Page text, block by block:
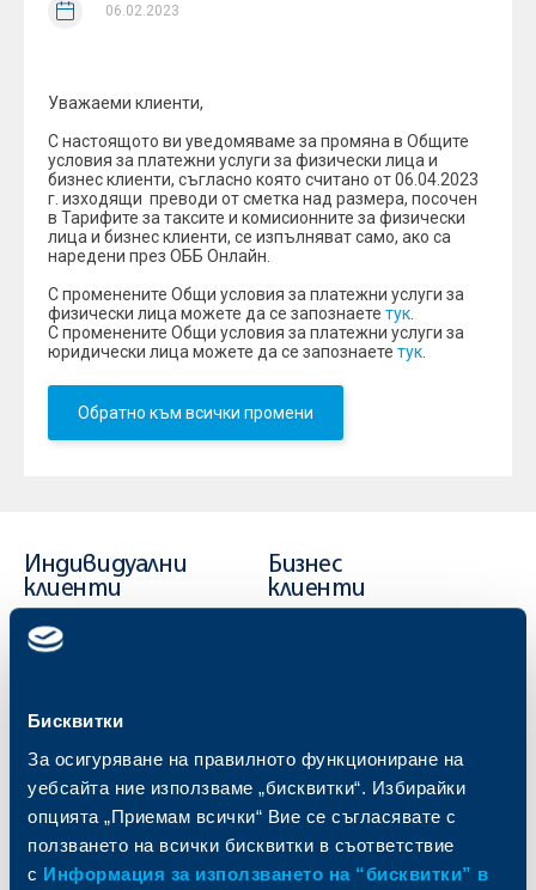
Бисквитки
За осигуряване на правилното функциониране на
уебсайта ние използваме „бисквитки“. Избирайки
опцията „Приемам всички“ Вие се съгласявате с
ползването на всички бисквитки в съответствие
с Информация за използването на “бисквитки” в
06.02.2023
Уважаеми клиенти,
С настоящото ви уведомяваме за промяна в Общите
условия за платежни услуги за физически лица и
бизнес клиенти, съгласно която считано от 06.04.2023
г. изходящи преводи от сметка над размера, посочен
в Тарифите за таксите и комисионните за физически
лица и бизнес клиенти, се изпълняват само, ако са
наредени през ОББ Онлайн.
С променените Общи условия за платежни услуги за
физически лица можете да се запознаете тук
С променените Общи условия за платежни услуги за
юридически лица можете да се запознаете тук
Обратно към всички промени
Индивидуални
клиенти
Карти
Спестявания и инвестиции
Частно банкиране
Застраховки
Актуализация на клиентски данни
Бизнес
клиенти
Пазари, инвестиционно банкиране